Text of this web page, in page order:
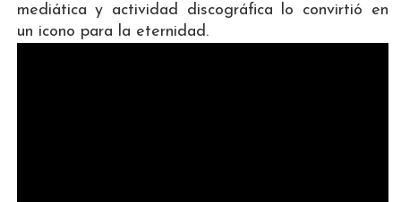
mediática y actividad discográfica lo convirtió en
un icono para la eternidad.